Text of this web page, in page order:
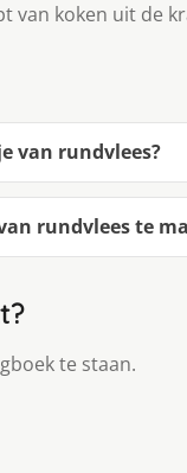
van koken uit de
van rundvlees?
rundvlees te
te staan.